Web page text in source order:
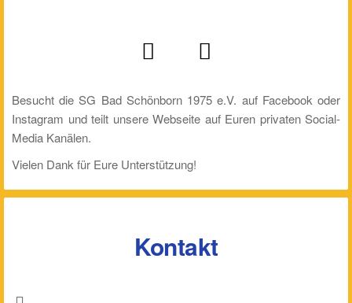
Besucht die SG Bad Schönborn 1975 e.V. auf Facebook oder
Instagram und teilt unsere Webseite auf Euren privaten Social-
Media Kanälen.
Vielen Dank für Eure Unterstützung!
Kontakt